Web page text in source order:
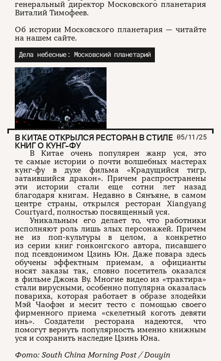
генеральный директор Московского планетария
Виталий Тимофеев.
Об истории Московского планетария — читайте
на нашем сайте.
Дела небесные: Московский планетарий
В КИТАЕ ОТКРЫЛСЯ РЕСТОРАН В СТИЛЕ
КНИГ О КУНГ-ФУ
05/11/25
В Китае очень популярен жанр уся, это
те самые истории о почти волшебных мастерах
кунг-фу в духе фильма «Крадущийся тигр,
затаившийся дракон». Причем распространены
эти истории стали еще сотни лет назад
благодаря книгам. Недавно в Сянъяне, в самом
центре страны, открылся ресторан Xiangyang
Courtyard, полностью посвященный уся.
Уникальным его делает то, что работники
исполняют роль лишь злых персонажей. Причем
не из поп-культуры в целом, а конкретно
из серии книг гонконгского автора, писавшего
под псевдонимом Цзинь Юн. Даже повара здесь
обучены эффектным приемам, а официанты
носят заказы так, словно посетитель оказался
в фильме Джона Ву. Многие видео из «трактира»
стали вирусными, особенно популярна оказалась
повариха, которая работает в образе злодейки
Мэй Чаофэн и месит тесто с помощью своего
фирменного приема «скелетный коготь девяти
инь». Создатели ресторана надеются, что
помогут вернуть популярность именно книжным
уся и сохранить наследие Цзинь Юна.
Фото: South China Morning Post / Douyin